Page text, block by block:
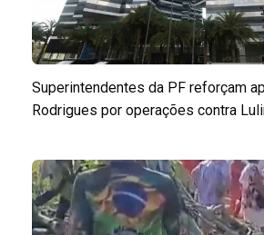
Superintendentes da PF reforçam
Rodrigues por operações contra